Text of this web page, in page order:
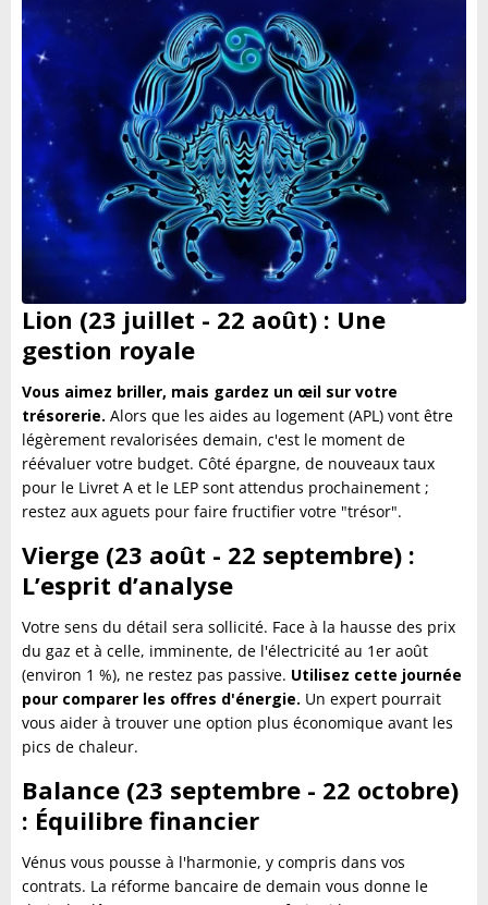
Lion (23 juillet - 22 août) : Une
gestion royale
Vous aimez briller, mais gardez un œil sur votre
trésorerie. Alors que les aides au logement (APL) vont être
légèrement revalorisées demain, c'est le moment de
réévaluer votre budget. Côté épargne, de nouveaux taux
pour le Livret A et le LEP sont attendus prochainement ;
restez aux aguets pour faire fructifier votre "trésor".
Vierge (23 août - 22 septembre) :
L’esprit d’analyse
Votre sens du détail sera sollicité. Face à la hausse des prix
du gaz et à celle, imminente, de l'électricité au 1er août
(environ 1 %), ne restez pas passive. Utilisez cette journée
pour comparer les offres d'énergie. Un expert pourrait
vous aider à trouver une option plus économique avant les
pics de chaleur.
Balance (23 septembre - 22 octobre)
: Équilibre financier
Vénus vous pousse à l'harmonie, y compris dans vos
contrats. La réforme bancaire de demain vous donne le